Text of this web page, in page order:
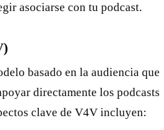
asociarse con tu podcast.
basado en la audiencia que
directamente los podcasts
clave de V4V incluyen: